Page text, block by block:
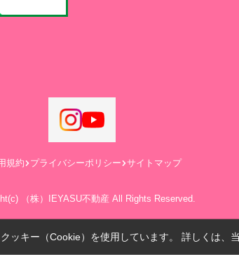
規約 プライバシーポリシー サイトマップ
（株）IEYASU不動産 All Rights Reserved.
ッキー（Cookie）を使用しています。 詳しくは、